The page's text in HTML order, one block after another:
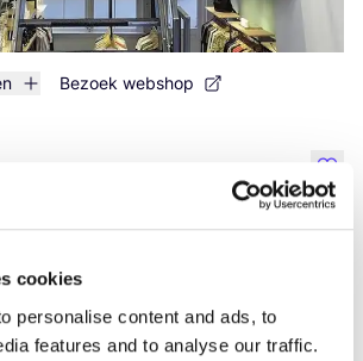
cookies
personalise content and ads, to
features and to analyse our traffic.
Bezoek webshop
Breda
+2
like